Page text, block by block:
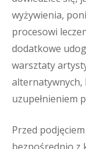
wyżywienia,
procesowi
dodatkowe
warsztaty
alternatywnych,
uzupełnieniem
Przed